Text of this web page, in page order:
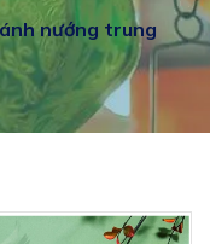
nướng trung